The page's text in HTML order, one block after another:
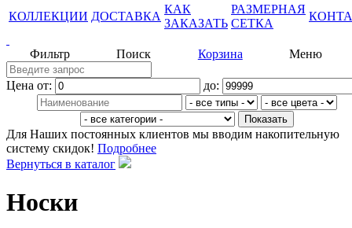
КОЛЛЕКЦИИ ДОСТАВКА
КАК
ЗАКАЗАТЬ
РАЗМЕРНАЯ
СЕТКА
Меню
Корзина
Поиск
Фильтр
Цена от: до:
Для Наших постоянных клиентов мы вводим накопительную
систему скидок! Подробнее
Вернуться в каталог
Носки